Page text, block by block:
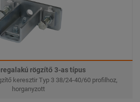
rögzítő 3-as típus
keresztir Typ 3 38/24-40/60 profilhoz,
horganyzott